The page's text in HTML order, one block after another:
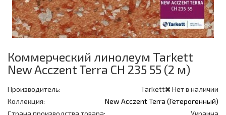
Коммерческий линолеум Tarkett
New Acczent Terra CH 235 55 (2 м)
Нет в наличии
Производитель:
Tarkett
Коллекция:
New Acczent Terra (Гетерогенный)
Страна производства товара:
Украина